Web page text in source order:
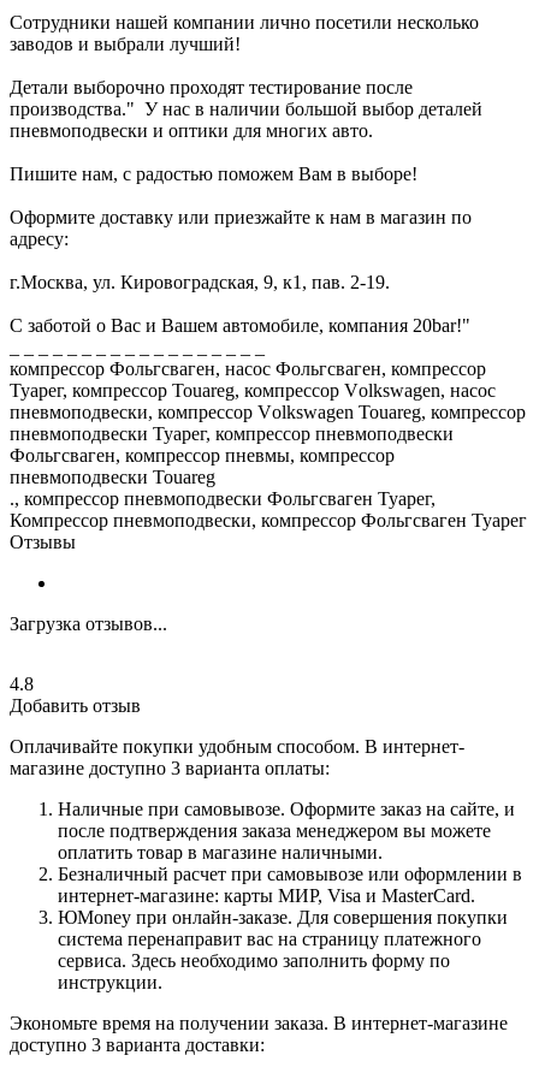
Сотрудники нашей компании лично посетили несколько
заводов и выбрали лучший!
Детали выборочно проходят тестирование после
производства." У нас в наличии большой выбор деталей
пневмоподвески и оптики для многих авто.
Пишите нам, с радостью поможем Вам в выборе!
Оформите доставку или приезжайте к нам в магазин по
адресу:
г.Москва, ул. Кировоградская, 9, к1, пав. 2-19.
С заботой о Вас и Вашем автомобиле, компания 20bar!"
компрессор Фольгсваген, насос Фольгсваген, компрессор
Туарег, компрессор Тоuаrеg, компрессор Vоlkswаgеn, насос
пневмоподвески, компрессор Vоlkswаgеn Тоuаrеg, компрессор
пневмоподвески Туарег, компрессор пневмоподвески
Фольгсваген, компрессор пневмы, компрессор
пневмоподвески Тоuаrеg
., компрессор пневмоподвески Фольгсваген Туарег,
Компрессор пневмоподвески, компрессор Фольгсваген Туарег
Отзывы
Загрузка отзывов...
4.8
Добавить отзыв
Оплачивайте покупки удобным способом. В интернет-
магазине доступно 3 варианта оплаты:
Наличные при самовывозе. Оформите заказ на сайте, и
после подтверждения заказа менеджером вы можете
оплатить товар в магазине наличными.
Безналичный расчет при самовывозе или оформлении в
интернет-магазине: карты МИР, Visa и MasterCard.
ЮMoney при онлайн-заказе. Для совершения покупки
система перенаправит вас на страницу платежного
сервиса. Здесь необходимо заполнить форму по
инструкции.
Экономьте время на получении заказа. В интернет-магазине
доступно 3 варианта доставки: